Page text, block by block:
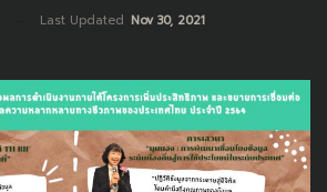
Last Updated Nov 30, 2021